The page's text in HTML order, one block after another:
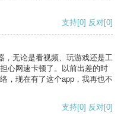
支持[0] 反对[0]
，无论是看视频、玩游戏还是工
心网速卡顿了。以前出差的时
，现在有了这个app，我再也不
支持[0] 反对[0]